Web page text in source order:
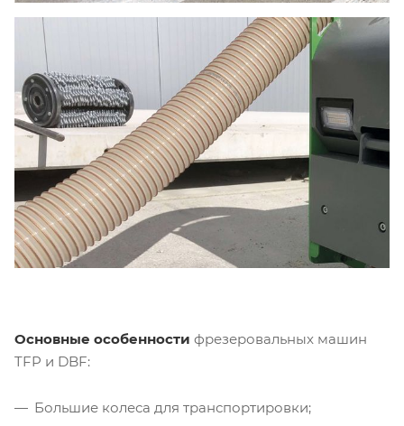
Основные особенности фрезеровальныx машин
TFP и DBF:
Большие колеса для транспортировки;